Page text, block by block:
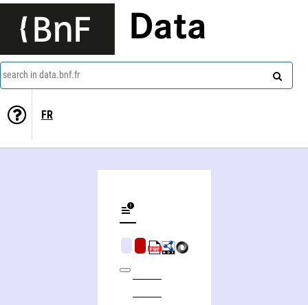
Data
search in data.bnf.fr
FR